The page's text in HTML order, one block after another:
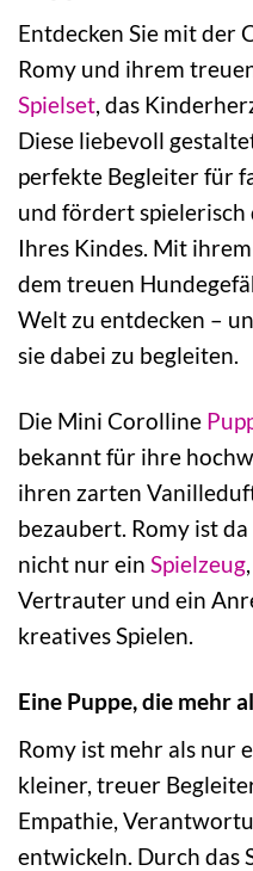
Entdecken Sie mit
Romy und ihrem
Spielset, das
Diese liebevoll
perfekte Begleiter für
und fördert
Ihres Kindes. Mit
dem treuen
Welt zu entdecken –
sie dabei zu begleiten.
Die Mini Corolline
bekannt für ihre
ihren zarten
bezaubert. Romy ist
nicht nur ein Spielzeug
Vertrauter und ein
kreatives Spielen.
Eine Puppe, die mehr
Romy ist mehr als nur
kleiner, treuer
Empathie,
entwickeln. Durch das